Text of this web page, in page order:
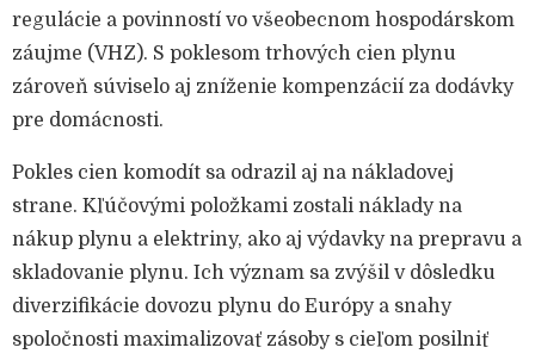
regulácie a povinností vo všeobecnom hospodárskom
záujme (VHZ). S poklesom trhových cien plynu
zároveň súviselo aj zníženie kompenzácií za dodávky
pre domácnosti.
Pokles cien komodít sa odrazil aj na nákladovej
strane. Kľúčovými položkami zostali náklady na
nákup plynu a elektriny, ako aj výdavky na prepravu a
skladovanie plynu. Ich význam sa zvýšil v dôsledku
diverzifikácie dovozu plynu do Európy a snahy
spoločnosti maximalizovať zásoby s cieľom posilniť